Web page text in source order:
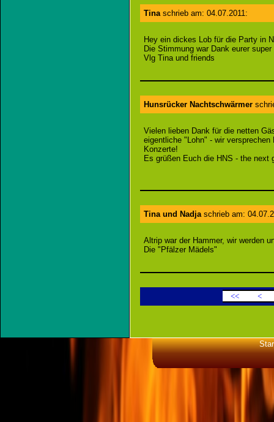
Tinaschrieb am: 04.07.2011:
Hey ein dickes Lob für die Party in
Die Stimmung war Dank eurer
Vlg Tina und friends
Hunsrücker Nachtschwärmer
Vielen lieben Dank für die netten
eigentliche "Lohn" - wir
Konzerte!
Es grüßen Euch die HNS - the next
Tina und Nadjaschrieb am:
Altrip war der Hammer, wir werden
Die "Pfälzer Mädels"
<< <